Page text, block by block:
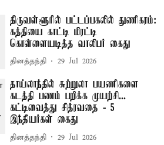
திருவள்ளூரில் பட்டப்பகலில் துணிகரம்:
கத்தியை காட்டி மிரட்டி
கொள்ளையடித்த வாலிபர் கைது
தினத்தந்தி 29 Jul 2026
தாய்லாந்தில் சுற்றுலா பயணிகளை
கடத்தி பணம் பறிக்க முயற்சி...
கட்டிவைத்து சித்ரவதை - 5
இந்தியர்கள் கைது
தினத்தந்தி 29 Jul 2026